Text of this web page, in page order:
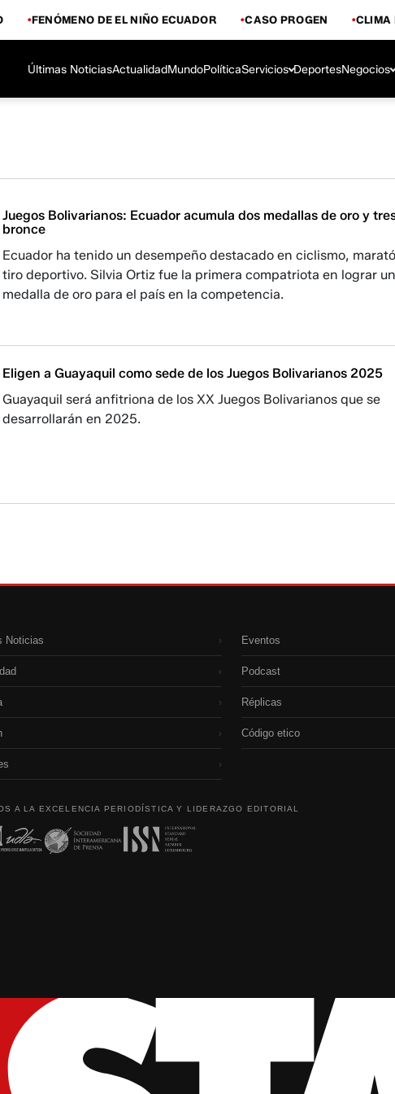
FENÓMENO DE EL NIÑO ECUADOR CASO PROGEN CLIMA
Últimas NoticiasActualidadMundoPolíticaServicios DeportesNegocios
Juegos Bolivarianos: Ecuador acumula dos medallas de oro y
bronce
Ecuador ha tenido un desempeño destacado en ciclismo,
tiro deportivo. Silvia Ortiz fue la primera compatriota en lograr
medalla de oro para el país en la competencia.
Eligen a Guayaquil como sede de los Juegos Bolivarianos 2025
Guayaquil será anfitriona de los XX Juegos Bolivarianos que se
desarrollarán en 2025.
Noticias ›
›
›
›
›
Eventos
Podcast
Réplicas
Código etico
A LA EXCELENCIA PERIODÍSTICA Y LIDERAZGO EDITORIAL